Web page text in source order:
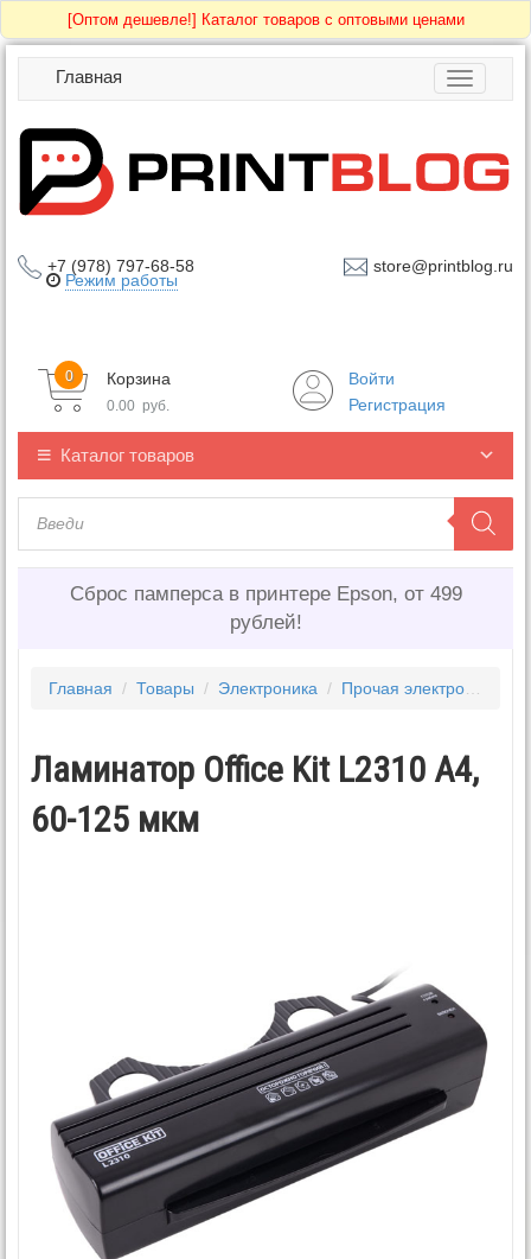
[Оптом дешевле!] Каталог товаров с оптовыми ценами
Toggle
Главная
+7 (978) 797-68-58 store@printblog.ru
Режим работы
Корзина
0
0.00 руб.
Войти
Регистрация
Каталог товаров
Сброс памперса в принтере Epson, от 499
рублей!
Главная / Товары / Электроника / Прочая электроника и комплектующие
Ламинатор Office Kit L2310 A4,
60-125 мкм